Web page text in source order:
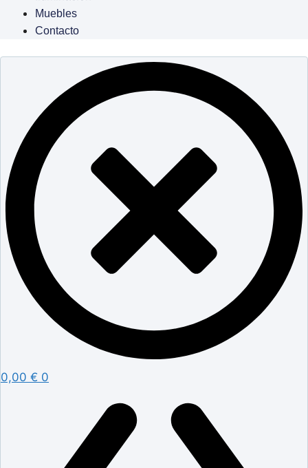
Muebles
Contacto
0,00 € 0